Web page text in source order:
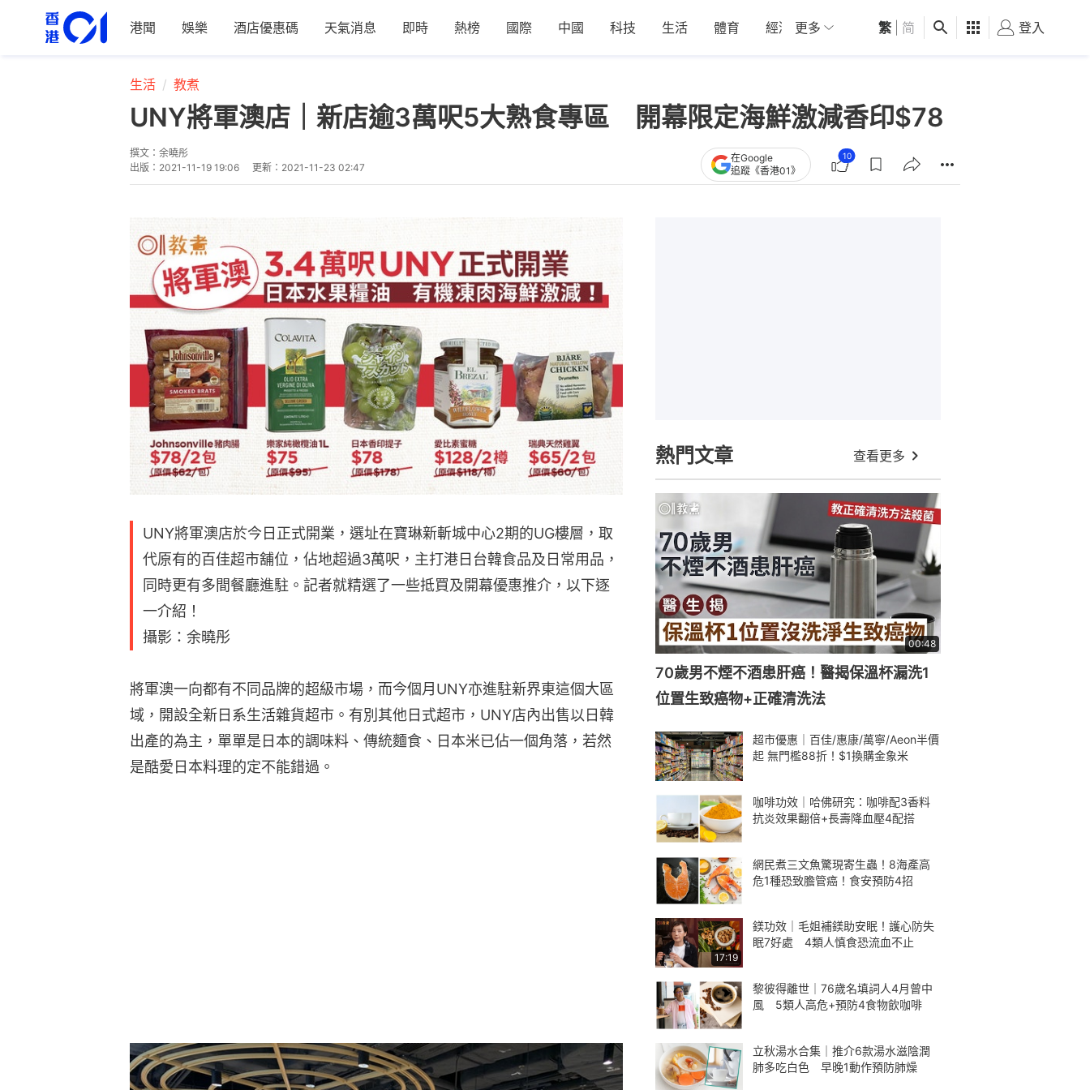
港聞 娛樂 酒店優惠碼 天氣消息 即時 熱榜 國際 中國 科技 生活 體育 經濟 01深圳 觀點 健康 好食玩飛
更多 繁 简 登入
生活 教煮
UNY將軍澳店｜新店逾3萬呎5大熟食專區 開幕限定海鮮激減香印$78
撰文： 余曉彤
出版： 2021-11-19 19:06 更新： 2021-11-23 02:47
在Google
追蹤《香港01》
10
UNY將軍澳店於今日正式開業，選址在寶琳新斬城中心2期的UG樓層，取
代原有的百佳超市舖位，佔地超過3萬呎，主打港日台韓食品及日常用品，
同時更有多間餐廳進駐。記者就精選了一些抵買及開幕優惠推介，以下逐
一介紹！
攝影：余曉彤
將軍澳一向都有不同品牌的超級市場，而今個月UNY亦進駐新界東這個大區
域，開設全新日系生活雜貨超市。有別其他日式超市，UNY店內出售以日韓
出產的為主，單單是日本的調味料、傳統麵食、日本米已佔一個角落，若然
是酷愛日本料理的定不能錯過。
熱門文章 查看更多
00:48
70歲男不煙不酒患肝癌！醫揭保溫杯漏洗1
位置生致癌物+正確清洗法
超市優惠｜百佳/惠康/萬寧/Aeon半價
起 無門檻88折！$1換購金象米
咖啡功效｜哈佛研究：咖啡配3香料
抗炎效果翻倍+長壽降血壓4配搭
網民煮三文魚驚現寄生蟲！8海產高
危1種恐致膽管癌！食安預防4招
17:19
鎂功效｜毛姐補鎂助安眠！護心防失
眠7好處 4類人慎食恐流血不止
黎彼得離世｜76歲名填詞人4月曾中
風 5類人高危+預防4食物飲咖啡
立秋湯水合集｜推介6款湯水滋陰潤
肺多吃白色 早晚1動作預防肺燥